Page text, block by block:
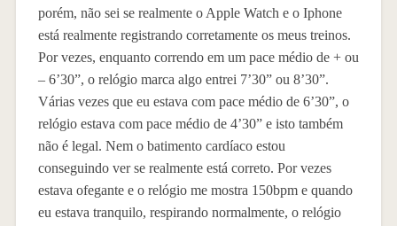
porém, não sei se realmente o Apple Watch e o Iphone
está realmente registrando corretamente os meus treinos.
Por vezes, enquanto correndo em um pace médio de + ou
– 6’30”, o relógio marca algo entrei 7’30” ou 8’30”.
Várias vezes que eu estava com pace médio de 6’30”, o
relógio estava com pace médio de 4’30” e isto também
não é legal. Nem o batimento cardíaco estou
conseguindo ver se realmente está correto. Por vezes
estava ofegante e o relógio me mostra 150bpm e quando
eu estava tranquilo, respirando normalmente, o relógio